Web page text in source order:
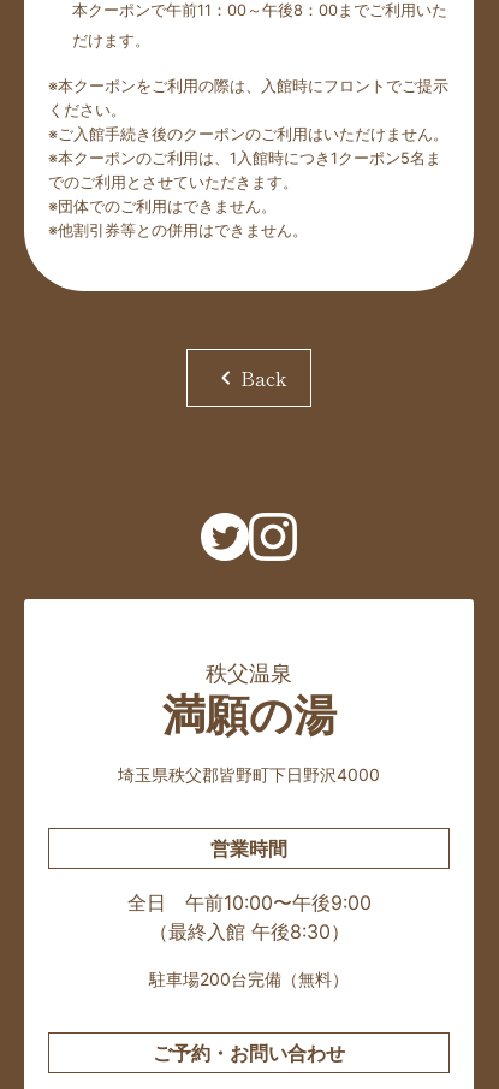
本クーポンで午前11：00～午後8：00までご利用いた
だけます。
※本クーポンをご利用の際は、入館時にフロントでご提示
ください。
※ご入館手続き後のクーポンのご利用はいただけません。
※本クーポンのご利用は、1入館時につき1クーポン5名ま
でのご利用とさせていただきます。
※団体でのご利用はできません。
※他割引券等との併用はできません。
chevron_left Back
秩父温泉
満願の湯
埼玉県秩父郡皆野町下日野沢4000
営業時間
全日 午前10:00〜午後9:00
（最終入館 午後8:30）
駐車場200台完備（無料）
ご予約・お問い合わせ